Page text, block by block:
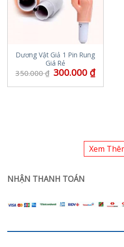
Dương Vật Giả 1 Pin Rung
Giá Rẻ
350.000₫ 300.000 ₫
Xem
NHẬN THANH TOÁN